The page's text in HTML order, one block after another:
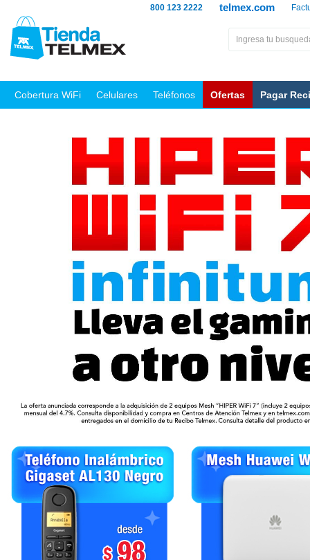
telmex.com
800 123 2222
Cobertura WiFi Celulares Teléfonos Ofertas Pagar